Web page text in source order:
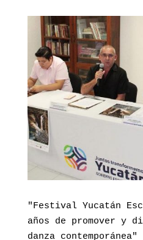
"Festival Yucatán
años de promover y
danza contemporánea"